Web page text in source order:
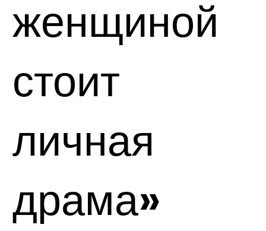
женщиной
стоит
личная
драма»